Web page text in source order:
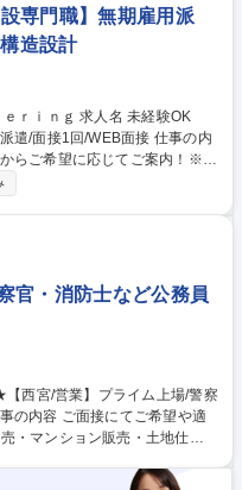
専門職】無期雇用派
造設計
人名 未経験OK
接1回/WEB面接 仕事の内
らご希望に応じてご案内！※ ■
事を行う際に必要な進行役で
て働いていただきます。 【～
場価値の上がる仕事！】 1：
可能！ 2：市場価値が高い＝収
社会の役に立つ仕事（あなたの
接
官・消防士など公務員
・マンション販売・土地仕入